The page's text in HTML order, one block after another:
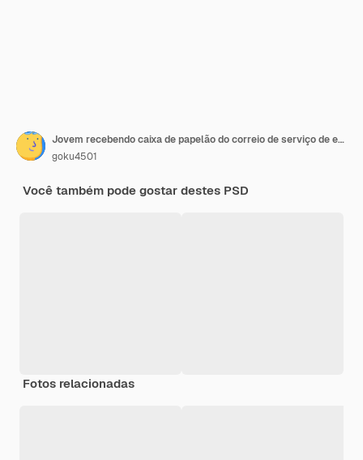
Jovem recebendo caixa de papelão do correio de serviço de entrega Conceito de comércio eletrônico Compras on-line e serviço de entrega em design de aplicativo de página da Web de aplicativo móvel renderização em 3d
goku4501
Você também pode gostar destes PSD
Fotos relacionadas